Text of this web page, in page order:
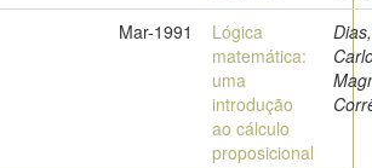
Mar-1991
Lógica
matemática:
uma
introdução
ao cálculo
proposicional
Dias,